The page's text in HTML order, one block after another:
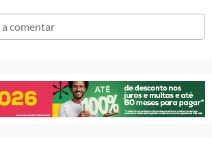
comentar